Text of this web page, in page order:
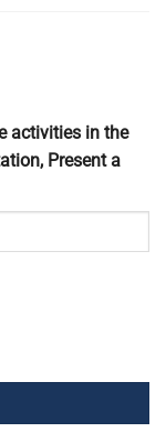
activities in the
Present a